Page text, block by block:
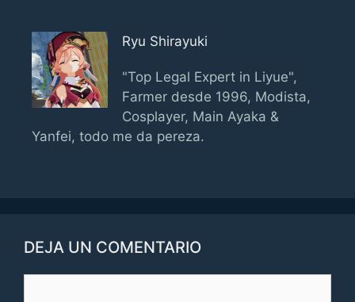
Ryu Shirayuki
"Top Legal Expert in Liyue",
Farmer desde 1996, Modista,
Cosplayer, Main Ayaka &
Yanfei, todo me da pereza.
DEJA UN COMENTARIO